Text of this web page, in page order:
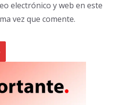
electrónico y web en este
vez que comente.